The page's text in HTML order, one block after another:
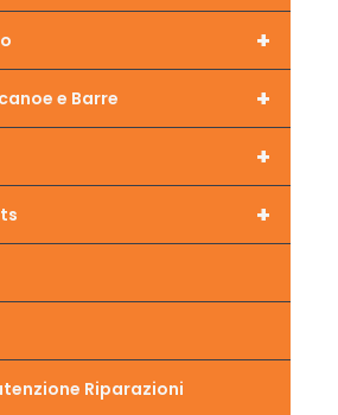
+
+
e Barre
+
+
Riparazioni